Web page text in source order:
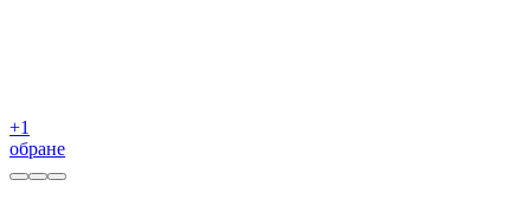
+1
обране